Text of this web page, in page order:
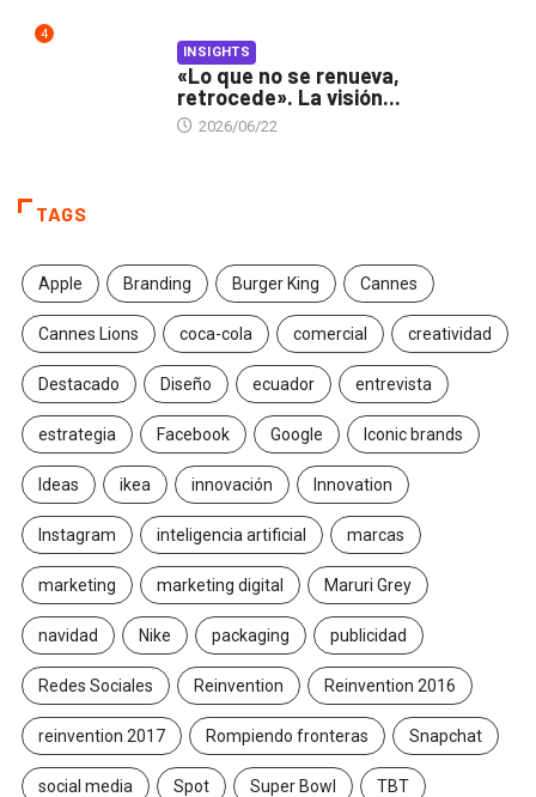
4
INSIGHTS
«Lo que no se renueva,
retrocede». La visión...
2026/06/22
TAGS
Apple Branding Burger King Cannes
Cannes Lions coca-cola comercial creatividad
Destacado Diseño ecuador entrevista
estrategia Facebook Google Iconic brands
Ideas ikea innovación Innovation
Instagram inteligencia artificial marcas
marketing marketing digital Maruri Grey
navidad Nike packaging publicidad
Redes Sociales Reinvention Reinvention 2016
reinvention 2017 Rompiendo fronteras Snapchat
social media Spot Super Bowl TBT